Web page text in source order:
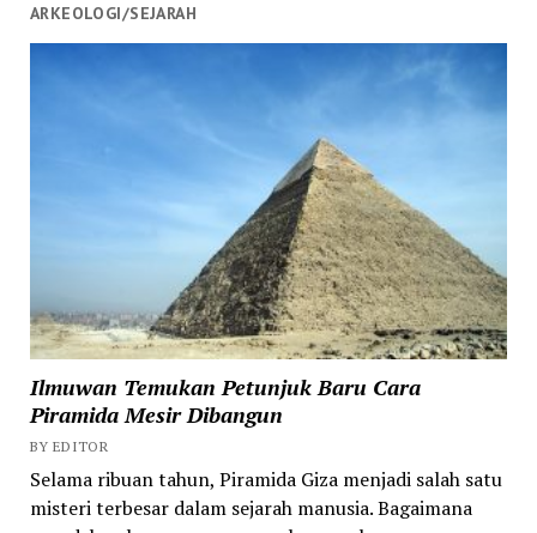
ARKEOLOGI/SEJARAH
Ilmuwan Temukan Petunjuk Baru Cara
Piramida Mesir Dibangun
BY EDITOR
Selama ribuan tahun, Piramida Giza menjadi salah satu
misteri terbesar dalam sejarah manusia. Bagaimana